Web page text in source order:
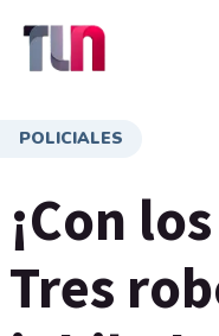
POLICIALES
¡Con
Tres